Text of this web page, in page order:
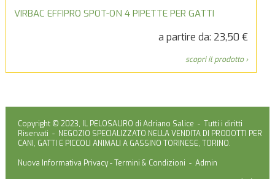
VIRBAC EFFIPRO SPOT-ON 4 PIPETTE PER GATTI
a partire da: 23,50 €
scopri il prodotto ›
Copyright © 2023, IL PELOSAURO di Adriano Salice - Tutti i diritti
Riservati - NEGOZIO SPECIALIZZATO NELLA VENDITA DI PRODOTTI PER
CANI, GATTI E PICCOLI ANIMALI A GASSINO TORINESE, TORINO.
Nuova Informativa Privacy-Termini & Condizioni - Admin